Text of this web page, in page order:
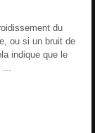
du
ou si un bruit de
indique que le